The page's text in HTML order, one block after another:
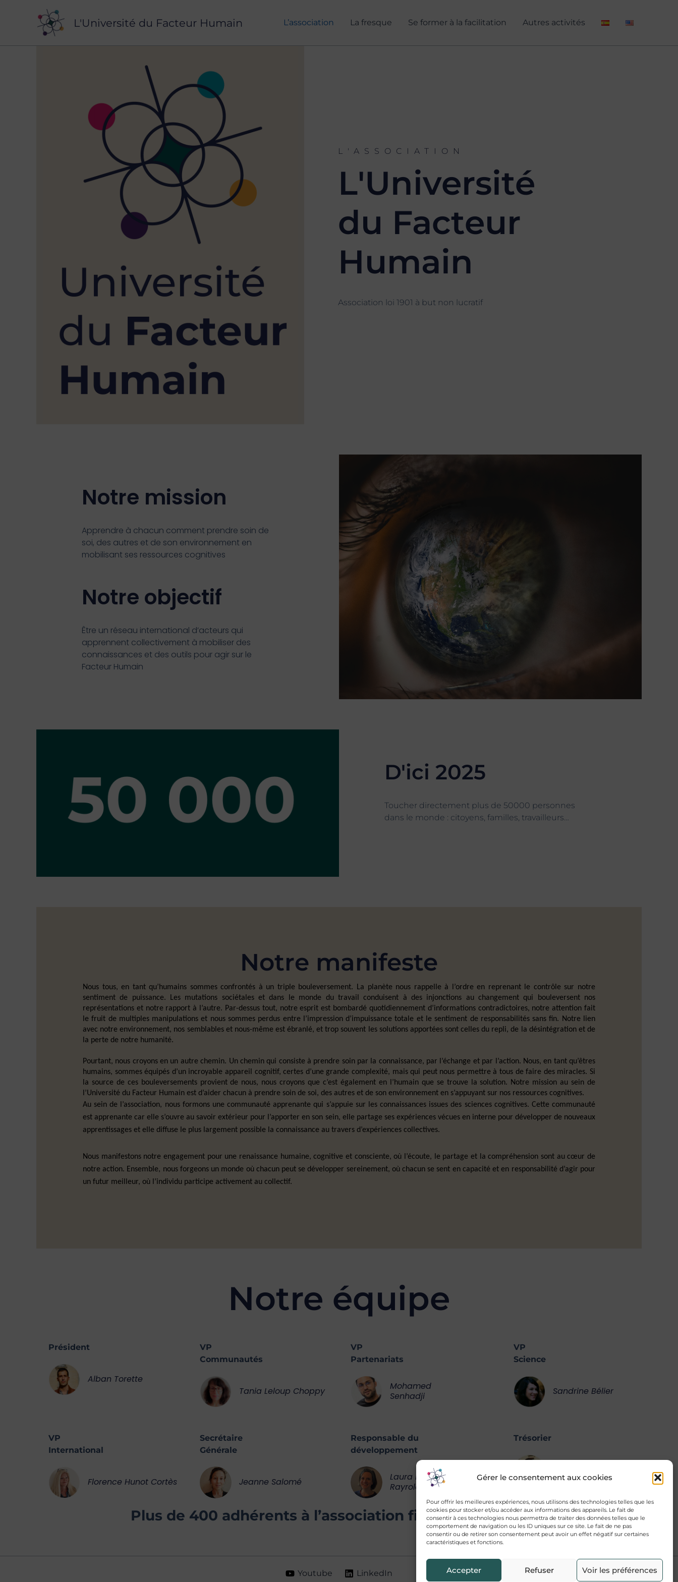
Gérer le consentement aux cookies
Pour offrir les meilleures expériences, nous utilisons des technologies telles que les
cookies pour stocker et/ou accéder aux informations des appareils. Le fait de
consentir à ces technologies nous permettra de traiter des données telles que le
comportement de navigation ou les ID uniques sur ce site. Le fait de ne pas
consentir ou de retirer son consentement peut avoir un effet négatif sur certaines
caractéristiques et fonctions.
Accepter Refuser Voir les préférences
L'Université du Facteur Humain L’association La fresque Se former à la facilitation Autres activités
L'ASSOCIATION
L'Université
du Facteur
Humain
Association loi 1901 à but non lucratif
Notre mission
Apprendre à chacun comment prendre soin de
soi, des autres et de son environnement en
mobilisant ses ressources cognitives
Notre objectif
Être un réseau international d’acteurs qui
apprennent collectivement à mobiliser des
connaissances et des outils pour agir sur le
Facteur Humain
D'ici 2025
Toucher directement plus de 50000 personnes
dans le monde : citoyens, familles, travailleurs…
Notre manifeste
Nous tous, en tant qu’humains sommes confrontés à un triple bouleversement. La planète nous rappelle à l’ordre en reprenant le contrôle sur notre
sentiment de puissance. Les mutations sociétales et dans le monde du travail conduisent à des injonctions au changement qui bouleversent nos
représentations et notre rapport à l’autre. Par-dessus tout, notre esprit est bombardé quotidiennement d’informations contradictoires, notre attention fait
le fruit de multiples manipulations et nous sommes perdus entre l’impression d’impuissance totale et le sentiment de responsabilités sans fin. Notre lien
avec notre environnement, nos semblables et nous-même est ébranlé, et trop souvent les solutions apportées sont celles du repli, de la désintégration et de
la perte de notre humanité.
Pourtant, nous croyons en un autre chemin. Un chemin qui consiste à prendre soin par la connaissance, par l’échange et par l’action. Nous, en tant qu’êtres
humains, sommes équipés d’un incroyable appareil cognitif, certes d’une grande complexité, mais qui peut nous permettre à tous de faire des miracles. Si
la source de ces bouleversements provient de nous, nous croyons que c’est également en l’humain que se trouve la solution. Notre mission au sein de
l’Université du Facteur Humain est d’aider chacun à prendre soin de soi, des autres et de son environnement en s’appuyant sur nos ressources cognitives.
Au sein de l’association, nous formons une communauté apprenante qui s’appuie sur les connaissances issues des sciences cognitives. Cette communauté
est apprenante car elle s’ouvre au savoir extérieur pour l’apporter en son sein, elle partage ses expériences vécues en interne pour développer de nouveaux
apprentissages et elle diffuse le plus largement possible la connaissance au travers d’expériences collectives.
Nous manifestons notre engagement pour une renaissance humaine, cognitive et consciente, où l’écoute, le partage et la compréhension sont au cœur de
notre action. Ensemble, nous forgeons un monde où chacun peut se développer sereinement, où chacun se sent en capacité et en responsabilité d’agir pour
un futur meilleur, où l’individu participe activement au collectif.
Notre équipe
Président
Alban Torette
VP
Communautés
Tania Leloup Choppy
VP
Partenariats
Mohamed
Senhadji
VP
Science
Sandrine Bélier
VP
International
Florence Hunot Cortès
Secrétaire
Générale
Jeanne Salomé
Responsable du
développement
Laura Duquesne
Rayrole
Trésorier
Plus de 400 adhérents à l’association fin décembre 2024
Youtube LinkedIn